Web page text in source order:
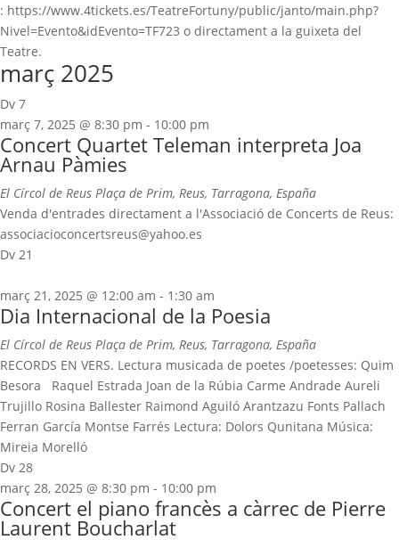
: https://www.4tickets.es/TeatreFortuny/public/janto/main.php?
Nivel=Evento&idEvento=TF723 o directament a la guixeta del
Teatre.
març 2025
Dv 7
març 7, 2025 @ 8:30 pm - 10:00 pm
Concert Quartet Teleman interpreta Joa
Arnau Pàmies
El Círcol de Reus Plaça de Prim, Reus, Tarragona, España
Venda d'entrades directament a l'Associació de Concerts de Reus:
associacioconcertsreus@yahoo.es
Dv 21
març 21, 2025 @ 12:00 am - 1:30 am
Dia Internacional de la Poesia
El Círcol de Reus Plaça de Prim, Reus, Tarragona, España
RECORDS EN VERS. Lectura musicada de poetes /poetesses: Quim
Besora Raquel Estrada Joan de la Rúbia Carme Andrade Aureli
Trujillo Rosina Ballester Raimond Aguiló Arantzazu Fonts Pallach
Ferran García Montse Farrés Lectura: Dolors Qunitana Música:
Mireia Morelló
Dv 28
març 28, 2025 @ 8:30 pm - 10:00 pm
Concert el piano francès a càrrec de Pierre
Laurent Boucharlat